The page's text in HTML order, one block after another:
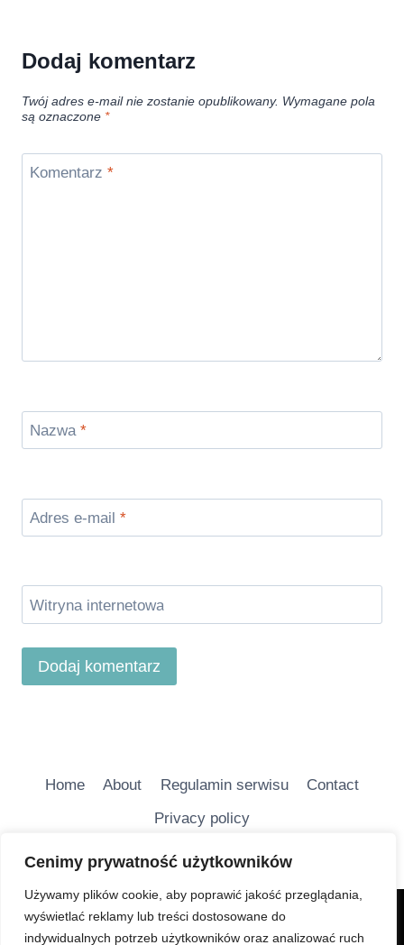
Cenimy prywatność użytkowników
Używamy plików cookie, aby poprawić jakość przeglądania,
wyświetlać reklamy lub treści dostosowane do
indywidualnych potrzeb użytkowników oraz analizować ruch
Dodaj komentarz
Twój adres e-mail nie zostanie opublikowany. Wymagane pola
są oznaczone *
Komentarz *
Nazwa *
Adres e-mail *
Witryna internetowa
Home About Regulamin serwisu
Contact
Privacy policy
Charakter Serwisu jest głównie informacyjny i ma na